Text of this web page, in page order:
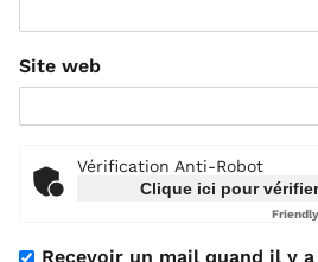
Site web
Vérification Anti-Robot
Clique ici pour vérifier
Friendly
Recevoir un mail quand il y